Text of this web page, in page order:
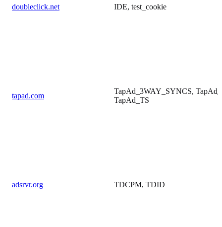
doubleclick.net IDE, test_cookie
tapad.com
TapAd_3WAY_SYNCS,
TapAd_TS
adsrvr.org TDCPM, TDID